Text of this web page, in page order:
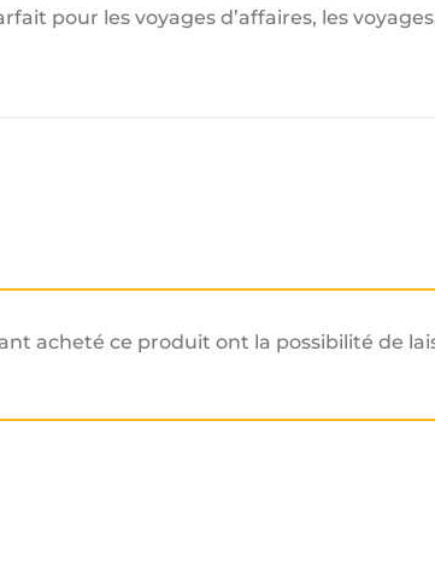
pour les voyages d’affaires, les
acheté ce produit ont la possibilité de